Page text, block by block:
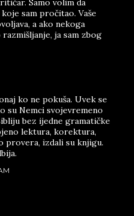
Samo volim da
sam pročitao. Vaše
a ako nekoga
ja sam zbog
ko ne pokuša. Uvek se
su Nemci svojevremeno
bez ijedne gramatičke
lektura, korektura,
provera, izdali su knjigu.